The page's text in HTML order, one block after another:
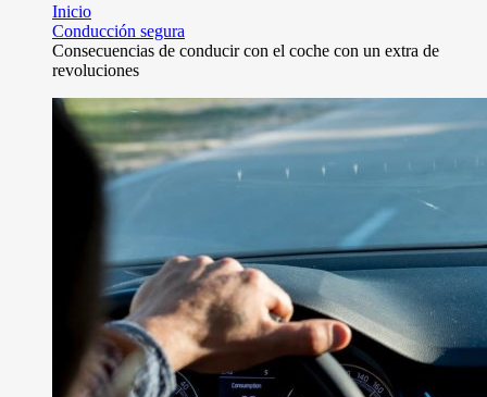
Inicio
Conducción segura
Consecuencias de conducir con el coche con un extra de
revoluciones